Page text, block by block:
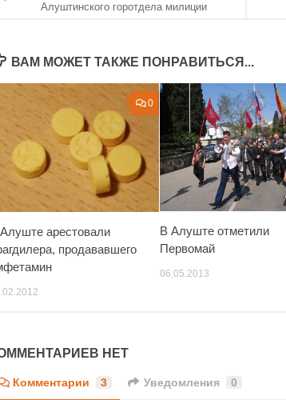
Алуштинского горотдела милиции
ВАМ МОЖЕТ ТАКЖЕ ПОНРАВИТЬСЯ...
0
арестовали
продававшего
В Алуште отметили
Первомай
06.05.2013
НЕТ
Комментарии 3 Уведомления 0